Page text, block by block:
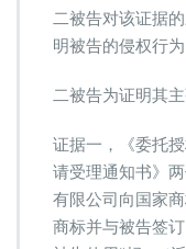
二被告对该证据
明被告的侵权行为
二被告为证明其
证据一，《委托
请受理通知书》
有限公司向国家
商标并与被告签